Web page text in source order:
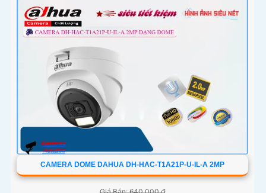
CAMERA DOME DAHUA DH-HAC-T1A21P-U-IL-A 2MP